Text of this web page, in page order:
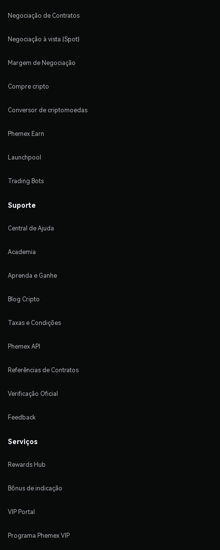
Negociação de Contratos
Negociação à vista (Spot)
Margem de Negociação
Compre cripto
Conversor de criptomoedas
Phemex Earn
Launchpool
Trading Bots
Suporte
Central de Ajuda
Academia
Aprenda e Ganhe
Blog Cripto
Taxas e Condições
Phemex API
Referências de Contratos
Verificação Oficial
Feedback
Serviços
Rewards Hub
Bônus de indicação
VIP Portal
Programa Phemex VIP